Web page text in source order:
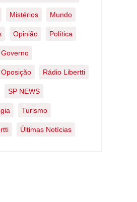
Mistérios Mundo
Opinião Política
Rádio Libertti
SP NEWS
Turismo
Últimas Notícias